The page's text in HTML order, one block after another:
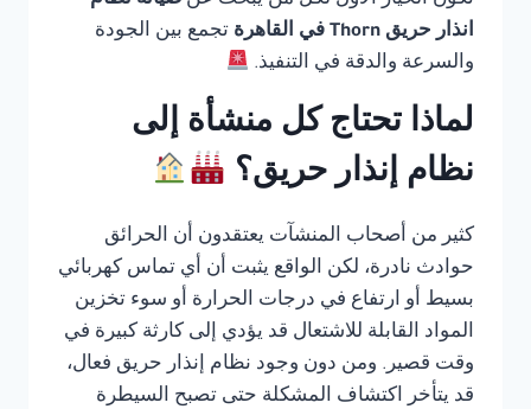
انذار حريق Thorn في القاهرة
تجمع بين الجودة
والسرعة والدقة في التنفيذ.
لماذا تحتاج كل منشأة إلى
نظام إنذار حريق؟
كثير من أصحاب المنشآت يعتقدون أن الحرائق
حوادث نادرة، لكن الواقع يثبت أن أي تماس كهربائي
بسيط أو ارتفاع في درجات الحرارة أو سوء تخزين
المواد القابلة للاشتعال قد يؤدي إلى كارثة كبيرة في
وقت قصير. ومن دون وجود نظام إنذار حريق فعال،
قد يتأخر اكتشاف المشكلة حتى تصبح السيطرة